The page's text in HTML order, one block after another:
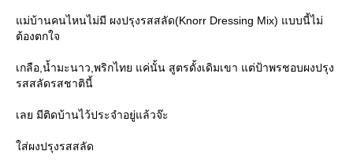
ม่บ้านคนไหนไม่มี ผงปรุงรสสลัด(Knorr Dressing Mix) แบบนี้ไม่
ต้องตกใจ
เกลือ,น้ำมะนาว,พริกไทย แค่นั้น สูตรดั้งเดิมเขา แต่ป้าพรชอบผงปรุง
รสสลัดรสชาตินี้
เลย มีติดบ้านไว้ประจำอยู่แล้วจ๊ะ
ส่ผงปรุงรสสลัด